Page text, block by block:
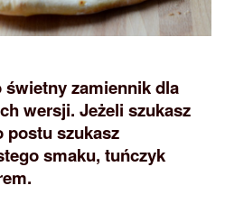
zamiennik dla
wersji. Jeżeli szukasz
postu szukasz
smaku, tuńczyk